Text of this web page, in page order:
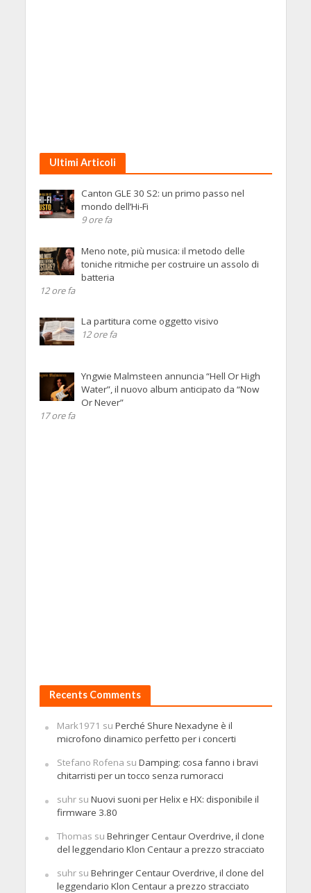
Ultimi Articoli
Canton GLE 30 S2: un primo passo nel
mondo dell’Hi-Fi
9 ore fa
Meno note, più musica: il metodo delle
toniche ritmiche per costruire un assolo di
batteria
12 ore fa
La partitura come oggetto visivo
12 ore fa
Yngwie Malmsteen annuncia “Hell Or High
Water”, il nuovo album anticipato da “Now
Or Never”
17 ore fa
Recents Comments
Mark1971 su Perché Shure Nexadyne è il
microfono dinamico perfetto per i concerti
Stefano Rofena su Damping: cosa fanno i bravi
chitarristi per un tocco senza rumoracci
suhrsu Nuovi suoni per Helix e HX: disponibile il
firmware 3.80
Thomas su Behringer Centaur Overdrive, il clone
del leggendario Klon Centaur a prezzo stracciato
suhrsu Behringer Centaur Overdrive, il clone del
leggendario Klon Centaur a prezzo stracciato